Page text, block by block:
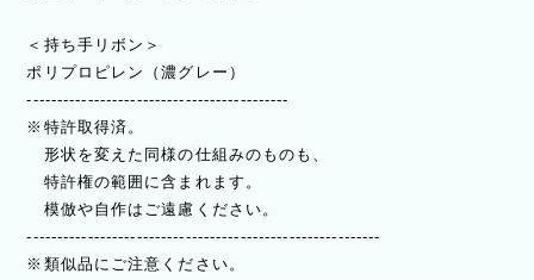
＜持ち手リボン＞
ポリプロピレン（濃グレー）
-------------------------------------------
※特許取得済。
形状を変えた同様の仕組みのものも、
特許権の範囲に含まれます。
模倣や自作はご遠慮ください。
----------------------------------------------------------
※類似品にご注意ください。